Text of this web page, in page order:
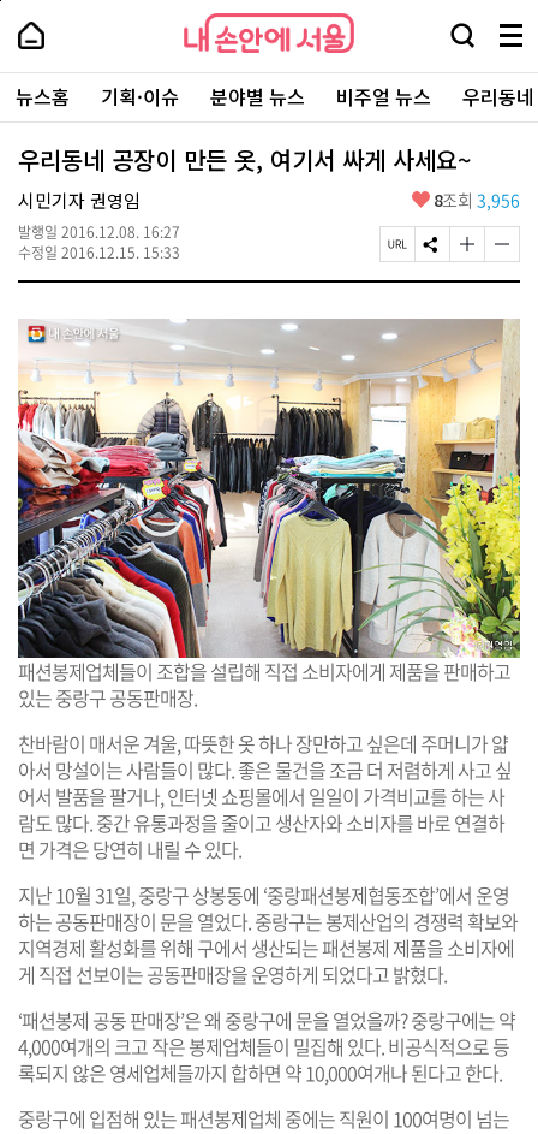
본
로
가
내
손
안
에
서
울
-
서
울
시
대
표
소
포
털
내
손
에
울
검
창
열
기
메
뉴
전
체
보
주
요
서
뉴스홈 기획·이슈 분야별 뉴스 비주얼 뉴스 우리동
우리동네 공장이 만든 옷, 여기서 싸게 사세요~
시민기자 권영임
발행일 2016.12.08. 16:27
수정일 2016.12.15. 15:33
좋
요
8조회 3,956
페
이
U
R
복
사
S
N
공
하
기
글
자
기
크
게
변
경
하
기
글
자
기
작
게
변
경
하
기
패션봉제업체들이 조합을 설립해 직접 소비자에게 제품을 판매하고
있는 중랑구 공동판매장.
찬바람이 매서운 겨울, 따뜻한 옷 하나 장만하고 싶은데 주머니가 얇
아서 망설이는 사람들이 많다. 좋은 물건을 조금 더 저렴하게 사고 싶
어서 발품을 팔거나, 인터넷 쇼핑몰에서 일일이 가격비교를 하는 사
람도 많다. 중간 유통과정을 줄이고 생산자와 소비자를 바로 연결하
면 가격은 당연히 내릴 수 있다.
지난 10월 31일, 중랑구 상봉동에 ‘중랑패션봉제협동조합’에서 운영
하는 공동판매장이 문을 열었다. 중랑구는 봉제산업의 경쟁력 확보와
지역경제 활성화를 위해 구에서 생산되는 패션봉제 제품을 소비자에
게 직접 선보이는 공동판매장을 운영하게 되었다고 밝혔다.
‘패션봉제 공동 판매장’은 왜 중랑구에 문을 열었을까? 중랑구에는 약
4,000여개의 크고 작은 봉제업체들이 밀집해 있다. 비공식적으로 등
록되지 않은 영세업체들까지 합하면 약 10,000여개나 된다고 한다.
중랑구에 입점해 있는 패션봉제업체 중에는 직원이 100여명이 넘는
페
상
단
로